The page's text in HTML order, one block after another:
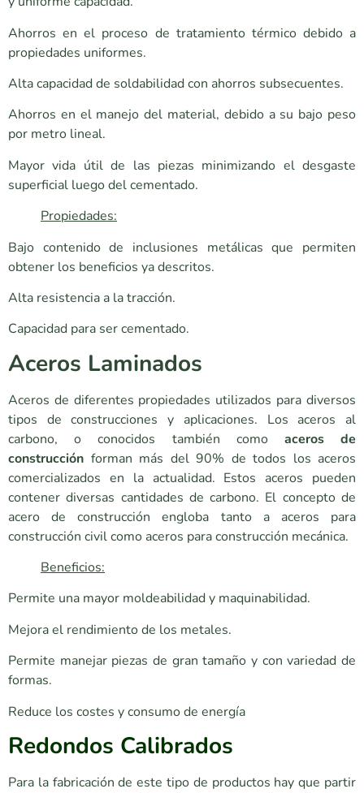
Ahorros en el proceso de tratamiento térmico debido a
propiedades uniformes.
Alta capacidad de soldabilidad con ahorros subsecuentes.
Ahorros en el manejo del material, debido a su bajo peso
por metro lineal.
Mayor vida útil de las piezas minimizando el desgaste
superficial luego del cementado.
Propiedades:
Bajo contenido de inclusiones metálicas que permiten
obtener los beneficios ya descritos.
Alta resistencia a la tracción.
Capacidad para ser cementado.
Aceros Laminados
Aceros de diferentes propiedades utilizados para diversos
tipos de construcciones y aplicaciones. Los aceros al
carbono, o conocidos también como aceros de
construcción forman más del 90% de todos los aceros
comercializados en la actualidad. Estos aceros pueden
contener diversas cantidades de carbono. El concepto de
acero de construcción engloba tanto a aceros para
construcción civil como aceros para construcción mecánica.
Beneficios:
Permite una mayor moldeabilidad y maquinabilidad.
Mejora el rendimiento de los metales.
Permite manejar piezas de gran tamaño y con variedad de
formas.
Reduce los costes y consumo de energía
Redondos Calibrados
Para la fabricación de este tipo de productos hay que partir